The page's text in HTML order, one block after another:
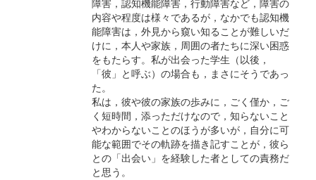
障害，認知機能障害，行動障害など，障害の
内容や程度は様々であるが，なかでも認知機
能障害は，外見から窺い知ることが難しいだ
けに，本人や家族，周囲の者たちに深い困惑
をもたらす。私が出会った学生（以後，
「彼」と呼ぶ）の場合も，まさにそうであっ
た。
私は，彼や彼の家族の歩みに，ごく僅か，ご
く短時間，添っただけなので，知らないこと
やわからないことのほうが多いが，自分に可
能な範囲でその軌跡を描き記すことが，彼ら
との「出会い」を経験した者としての責務だ
と思う。